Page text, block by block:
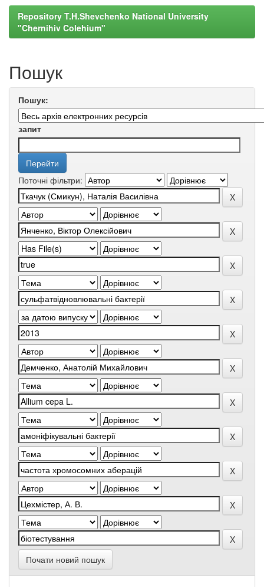
Repository T.H.Shevchenko National University
"Chernihiv Colehium"
Пошук
Пошук:
запит
Поточні фільтри:
Почати новий пошук